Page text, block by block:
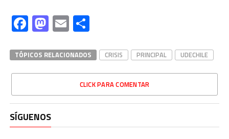
Facebook
Mastodon
EmailCompartir
TÓPICOS RELACIONADOS CRISIS PRINCIPAL UDECHILE
CLICK PARA COMENTAR
SÍGUENOS